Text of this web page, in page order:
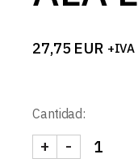
27,75 EUR +IVA
Cantidad:
PERFIL
-
+